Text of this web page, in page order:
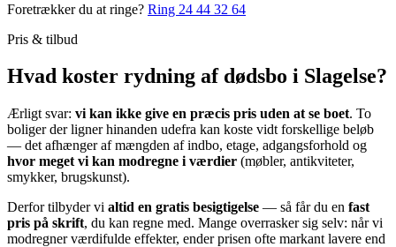
Foretrækker du at ringe? Ring 24 44 32 64
Pris & tilbud
Hvad koster rydning af dødsbo i Slagelse?
Ærligt svar: vi kan ikke give en præcis pris uden at se boet. To
boliger der ligner hinanden udefra kan koste vidt forskellige beløb
— det afhænger af mængden af indbo, etage, adgangsforhold og
hvor meget vi kan modregne i værdier (møbler, antikviteter,
smykker, brugskunst).
Derfor tilbyder vi altid en gratis besigtigelse — så får du en fast
pris på skrift, du kan regne med. Mange overrasker sig selv: når vi
modregner værdifulde effekter, ender prisen ofte markant lavere end